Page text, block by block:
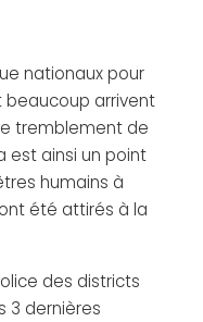
nationaux pour
beaucoup arrivent
tremblement de
est ainsi un point
humains à
été attirés à la
des districts
3 dernières